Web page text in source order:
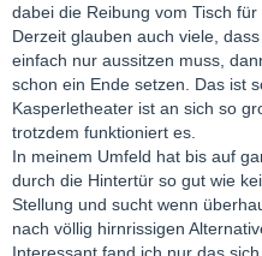
dabei die Reibung vom Tisch für
Derzeit glauben auch viele,
einfach nur aussitzen muss,
schon ein Ende setzen. Das ist
Kasperletheater ist an sich so
trotzdem funktioniert es.
In meinem Umfeld hat bis auf
durch die Hintertür so gut wie
Stellung und sucht wenn
nach völlig hirnrissigen